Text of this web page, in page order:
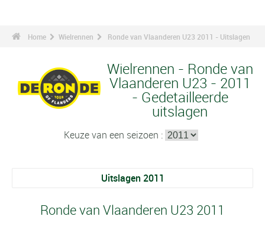
Home Wielrennen Ronde van Vlaanderen U23 2011 - Uitslagen
Wielrennen - Ronde van
Vlaanderen U23 - 2011
- Gedetailleerde
uitslagen
Keuze van een seizoen :
Uitslagen 2011
Ronde van Vlaanderen U23 2011